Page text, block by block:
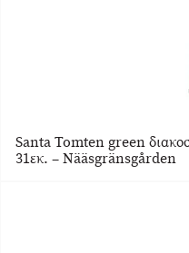
Santa Tomten green
31εκ. – Nääsgränsgården